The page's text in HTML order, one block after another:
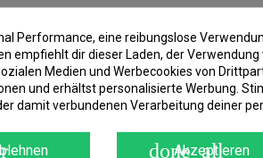
das Angeln mit einem
deshalb ist es so leicht
Schlag des Fisches.
Riggs ist natürlich ein
versehen.
Performance, eine reibungslose
empfiehlt dir dieser Laden, der
Medien und Werbecookies von
und erhältst personalisierte Werbung.
damit verbundenen Verarbeitung deiner
done_all
Akzeptieren